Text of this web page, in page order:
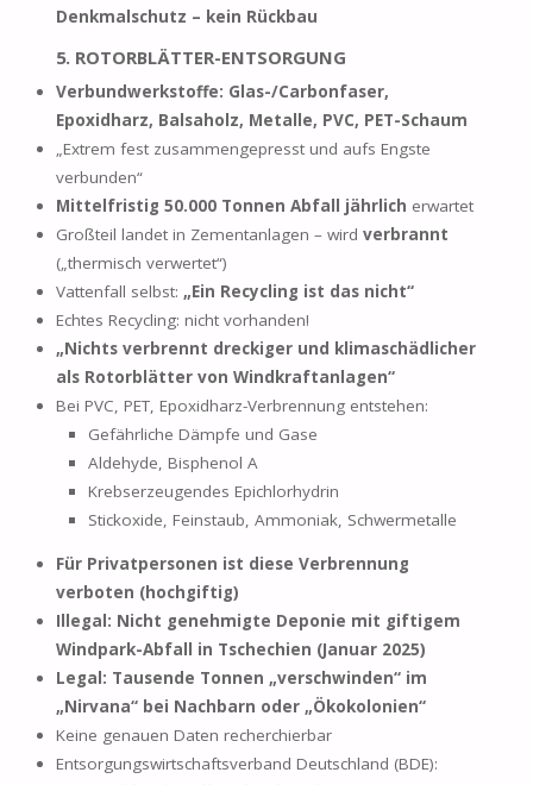
Denkmalschutz – kein Rückbau
5. ROTORBLÄTTER-ENTSORGUNG
Verbundwerkstoffe: Glas-/Carbonfaser,
Epoxidharz, Balsaholz, Metalle, PVC, PET-Schaum
„Extrem fest zusammengepresst und aufs Engste
verbunden“
Mittelfristig 50.000 Tonnen Abfall jährlich erwartet
Großteil landet in Zementanlagen – wirdverbrannt
(„thermisch verwertet“)
Vattenfall selbst: „Ein Recycling ist das nicht“
Echtes Recycling: nicht vorhanden!
„Nichts verbrennt dreckiger und klimaschädlicher
als Rotorblätter von Windkraftanlagen“
Bei PVC, PET, Epoxidharz-Verbrennung entstehen:
Gefährliche Dämpfe und Gase
Aldehyde, Bisphenol A
Krebserzeugendes Epichlorhydrin
Stickoxide, Feinstaub, Ammoniak, Schwermetalle
Für Privatpersonen ist diese Verbrennung
verboten (hochgiftig)
Illegal: Nicht genehmigte Deponie mit giftigem
Windpark-Abfall in Tschechien (Januar 2025)
Legal: Tausende Tonnen „verschwinden“ im
„Nirvana“ bei Nachbarn oder „Ökokolonien“
Keine genauen Daten recherchierbar
Entsorgungswirtschaftsverband Deutschland (BDE):